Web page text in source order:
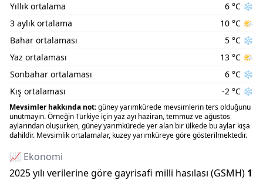
Yıllık ortalama 6 °C ❄️
3 aylık ortalama
10 °C 🌤️
Bahar ortalaması
5 °C ❄️
Yaz ortalaması
13 °C 🌤️
Sonbahar ortalaması
6 °C ❄️
Kış ortalaması
-2 °C ❄️
Mevsimler hakkında not:güney yarımkürede mevsimlerin ters olduğunu
unutmayın. Örneğin Türkiye için yaz ayı haziran, temmuz ve ağustos
aylarından oluşurken, güney yarımkürede yer alan bir ülkede bu aylar kışa
dahildir. Mevsimlik ortalamalar, kuzey yarımküreye göre gösterilmektedir.
📈 Ekonomi
2025yılı verilerine göre gayrisafi milli hasılası (GSMH) 1